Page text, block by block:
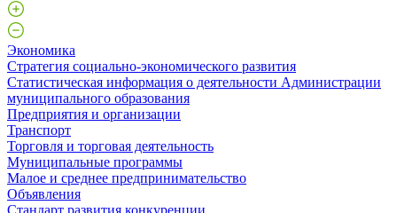
Экономика
Стратегия социально-экономического развития
Статистическая информация о деятельности Администрации
муниципального образования
Предприятия и организации
Транспорт
Торговля и торговая деятельность
Муниципальные программы
Малое и среднее предпринимательство
Объявления
Стандарт развития конкуренции